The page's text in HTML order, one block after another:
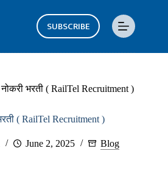
SUBSCRIBE
नोकरी भरती ( RailTel Recruitment )
( RailTel Recruitment )
June 2, 2025 Blog